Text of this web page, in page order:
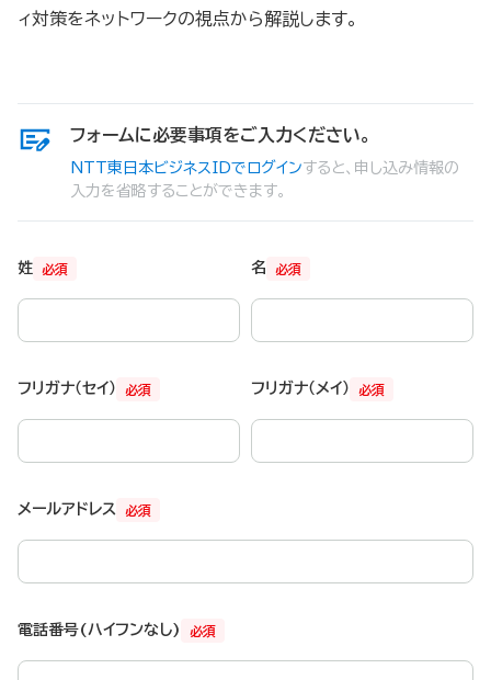
ィ対策をネットワークの視点から解説します。
フォームに必要事項をご入力ください。
NTT東日本ビジネスIDでログインすると、申し込み情報の
入力を省略することができます。
必須
姓 必須
名
必須
フリガナ（セイ） 必須
フリガナ（メイ）
必須
メールアドレス
必須
電話番号(ハイフンなし)